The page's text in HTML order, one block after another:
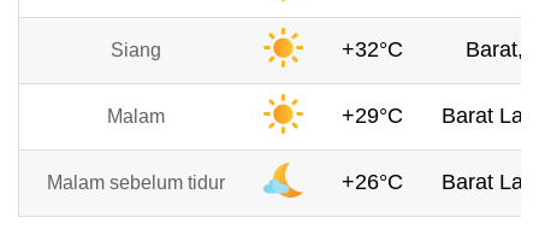
Siang +32°C Barat,
Malam +29°C Barat
Malam sebelum tidur +26°C Barat